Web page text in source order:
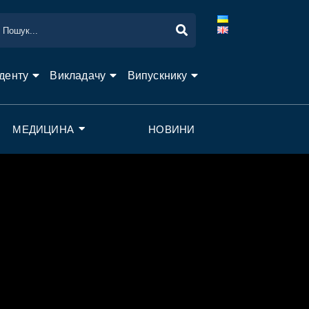
Викладачу Випускнику
МЕДИЦИНА НОВИНИ